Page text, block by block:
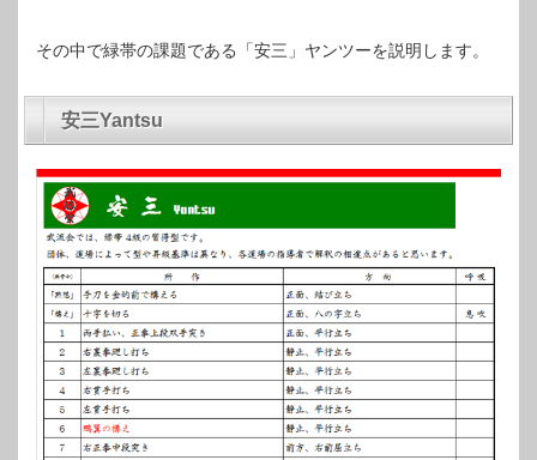
その中で緑帯の課題である「安三」ヤンツーを説明します。
安三Yantsu